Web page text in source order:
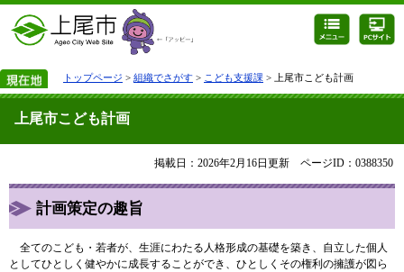
トップページ > 組織でさがす > こども支援課 > 上尾市こども計画
上尾市こども計画
掲載日：2026年2月16日更新 ページID：0388350
計画策定の趣旨
全てのこども・若者が、生涯にわたる人格形成の基礎を築き、自立した個人
としてひとしく健やかに成長することができ、ひとしくその権利の擁護が図ら